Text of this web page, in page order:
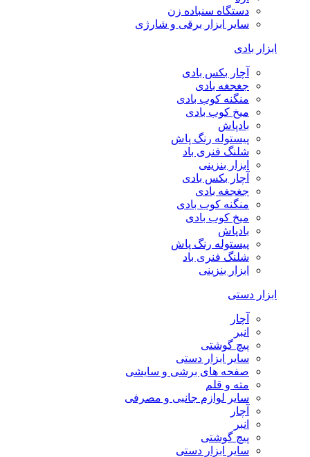
دستگاه سنباده زن
سایر ابزار برقی و شارژی
ابزار بادی
آچار بکس بادی
جغجغه بادی
منگنه کوب بادی
میخ کوب بادی
بادپاش
پیستوله رنگ پاش
شلنگ فنری باد
ابزار بنزینی
آچار بکس بادی
جغجغه بادی
منگنه کوب بادی
میخ کوب بادی
بادپاش
پیستوله رنگ پاش
شلنگ فنری باد
ابزار بنزینی
ابزار دستی
آچار
انبر
پیچ گوشتی
سایر ابزار دستی
صفحه های برشی و سایشی
مته و قلم
سایر لوازم جانبی و مصرفی
آچار
انبر
پیچ گوشتی
سایر ابزار دستی